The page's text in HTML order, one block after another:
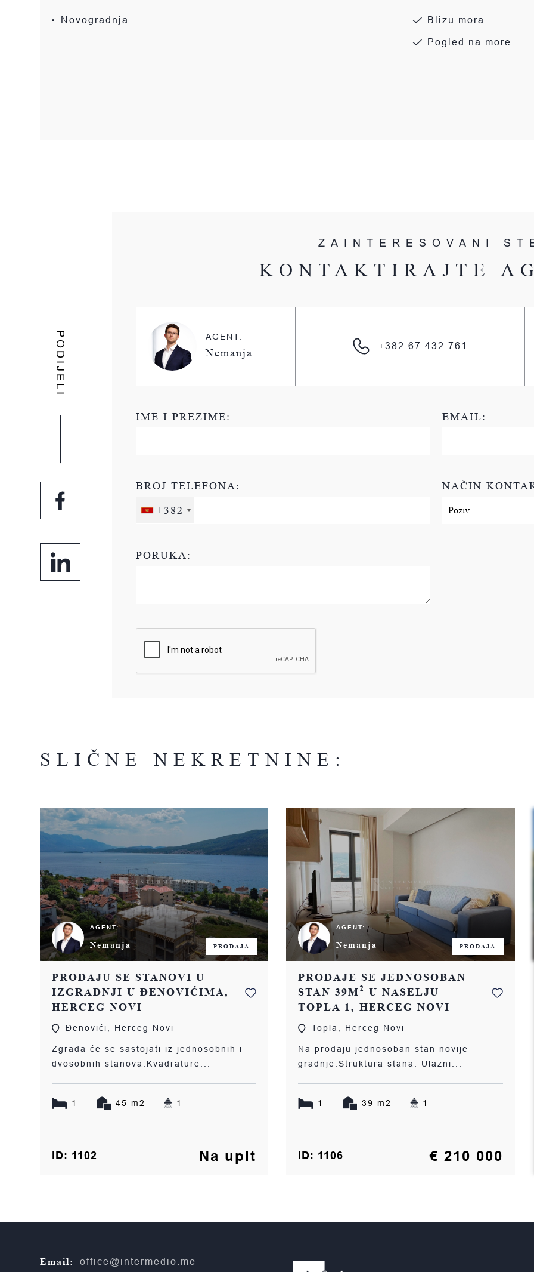
Novogradnja Blizu mora
Pogled na more
PODIJELI
ZAINTERESOVANI
KONTAKTIRAJTE
AGENT:
Nemanja
+382 67 432 761
IME I PREZIME: EMAIL:
BROJ TELEFONA:
+382
NAČIN
PORUKA:
SLIČNE NEKRETNINE:
AGENT:
Nemanja PRODAJA
PRODAJU SE STANOVI U
IZGRADNJI U ĐENOVIĆIMA,
HERCEG NOVI
Đenovići, Herceg Novi
Zgrada će se sastojati iz jednosobnih i
dvosobnih stanova.Kvadrature...
1 45 m2 1
ID: 1102 Na upit
AGENT:
Nemanja PRODAJA
PRODAJE SE JEDNOSOBAN
STAN 39M2 U NASELJU
TOPLA 1, HERCEG NOVI
Topla, Herceg Novi
Na prodaju jednosoban stan novije
gradnje.Struktura stana: Ulazni...
1 39 m2 1
ID: 1106 € 210 000
Email:
office@intermedio.me